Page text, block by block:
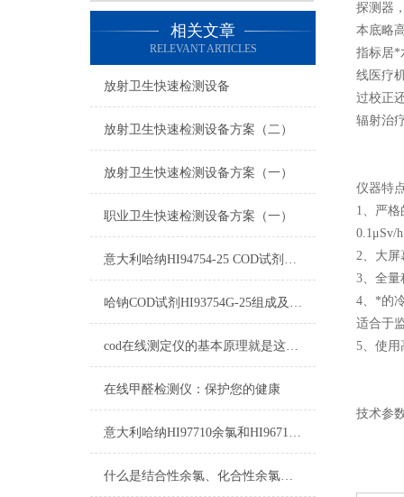
相关文章
RELEVANT ARTICLES
放射卫生快速检测设备
放射卫生快速检测设备方案（二）
放射卫生快速检测设备方案（一）
职业卫生快速检测设备方案（一）
意大利哈纳HI94754-25 COD试剂测量标准和量程
哈钠COD试剂HI93754G-25组成及测量范围
cod在线测定仪的基本原理就是这么简单
在线甲醛检测仪：保护您的健康
意大利哈纳HI97710余氯和HI96710余氯的区别
什么是结合性余氯、化合性余氯及游离性余氯？
探测器
本底略
指标居*
线医疗
过校正
辐射治
仪器特
1、严
0.1μSv/
2、大屏
3、全量
4、*的
适合于
5、使用
技术参